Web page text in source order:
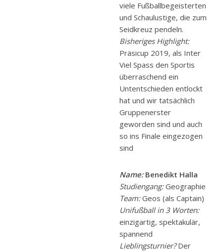
viele Fußballbegeisterten
und Schaulustige, die zum
Seidkreuz pendeln.
Bisheriges Highlight:
Präsicup 2019, als Inter
Viel Spass den Sportis
überraschend ein
Untentschieden entlockt
hat und wir tatsächlich
Gruppenerster
geworden sind und auch
so ins Finale eingezogen
sind
Name:Benedikt Halla
Studiengang:Geographie
Team:Geos (als Captain)
Unifußball in 3 Worten:
einzigartig, spektakulär,
spannend
Lieblingsturnier?Der